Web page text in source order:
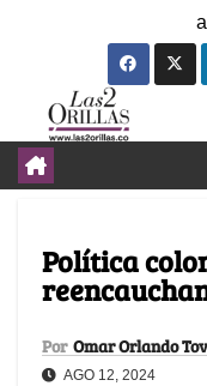
Política
Por Omar Orlando
AGO 12, 2024